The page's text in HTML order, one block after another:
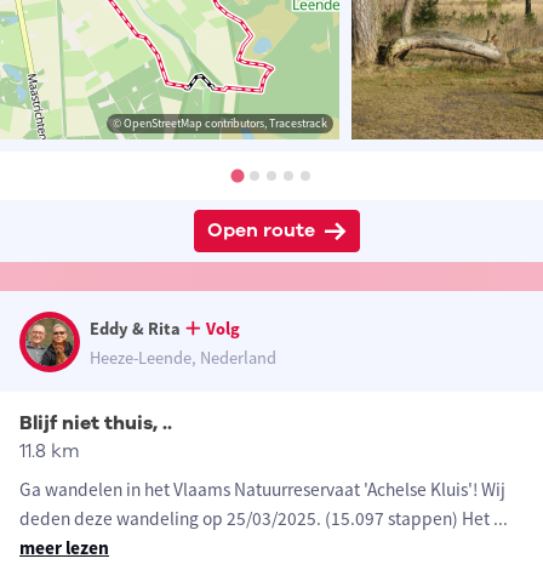
© OpenStreetMap contributors, Tracestrack
Open route
Eddy & Rita
Volg
Heeze-Leende, Nederland
Blijf niet thuis, ..
11.8 km
Ga wandelen in het Vlaams Natuurreservaat 'Achelse Kluis'! Wij
deden deze wandeling op 25/03/2025. (15.097 stappen) Het ...
meer lezen